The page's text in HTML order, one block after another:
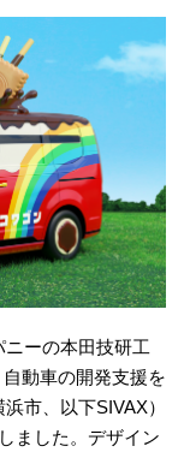
ーの本田技研工
動車の開発支援を
市、以下SIVAX）
ました。デザイン